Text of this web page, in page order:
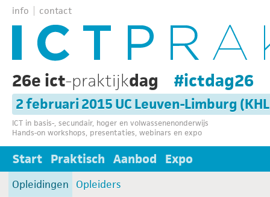
info contact
26e ict-praktijkdag #ictdag26
2 februari 2015 UC Leuven-Limburg
ICT in basis-, secundair, hoger en volwassenenonderwijs
Hands-on workshops, presentaties, webinars en expo
Start Praktisch Aanbod Expo
Opleidingen Opleiders